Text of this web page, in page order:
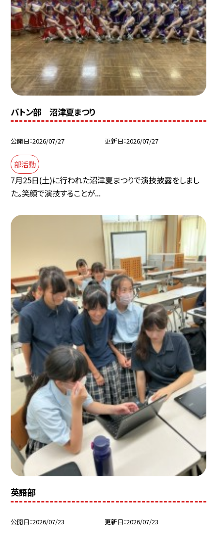
バトン部 沼津夏まつり
公開日 2026/07/27 更新日 2026/07/27
部活動
7月25日(土)に行われた沼津夏まつりで演技披露をしまし
た。笑顔で演技することが...
英語部
公開日 2026/07/23 更新日 2026/07/23